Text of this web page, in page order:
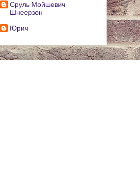
Сруль Мойшевич
Шнеерзон
Юрич